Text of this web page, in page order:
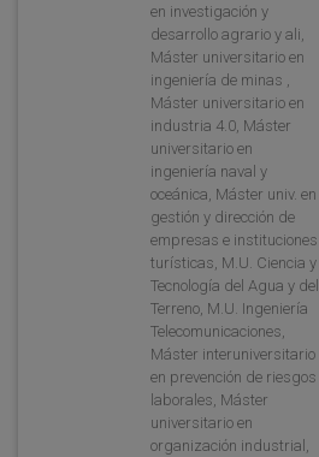
en investigación y
desarrollo agrario y ali,
Máster universitario en
ingeniería de minas ,
Máster universitario en
industria 4.0, Máster
universitario en
ingeniería naval y
oceánica, Máster univ. en
gestión y dirección de
empresas e instituciones
turísticas, M.U. Ciencia y
Tecnología del Agua y del
Terreno, M.U. Ingeniería
Telecomunicaciones,
Máster interuniversitario
en prevención de riesgos
laborales, Máster
universitario en
organización industrial,